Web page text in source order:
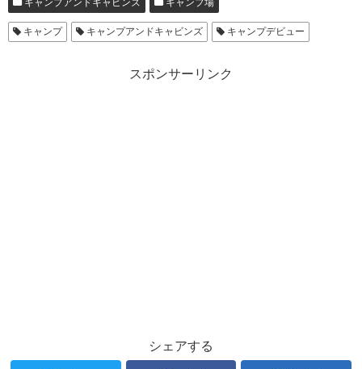
キャンプ キャンプアンドキャビンズ キャンプデビュー
スポンサーリンク
シェアする